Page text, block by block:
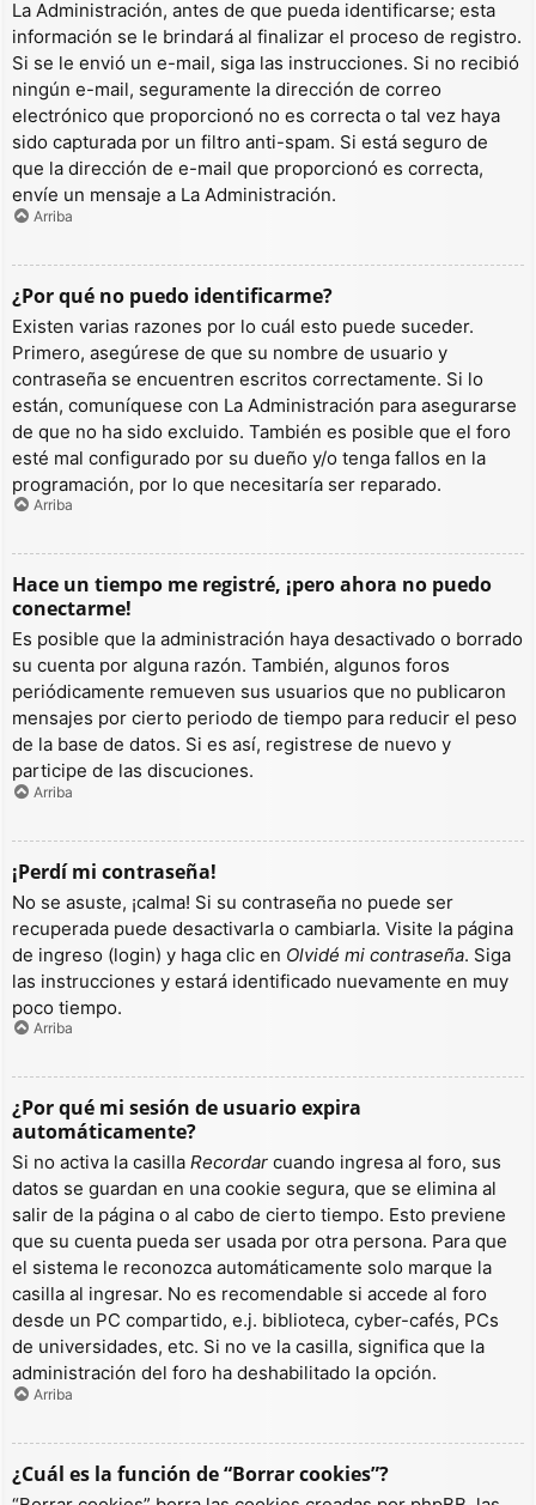
La Administración, antes de que pueda identificarse; esta
información se le brindará al finalizar el proceso de registro.
Si se le envió un e-mail, siga las instrucciones. Si no recibió
ningún e-mail, seguramente la dirección de correo
electrónico que proporcionó no es correcta o tal vez haya
sido capturada por un filtro anti-spam. Si está seguro de
que la dirección de e-mail que proporcionó es correcta,
envíe un mensaje a La Administración.
Arriba
¿Por qué no puedo identificarme?
Existen varias razones por lo cuál esto puede suceder.
Primero, asegúrese de que su nombre de usuario y
contraseña se encuentren escritos correctamente. Si lo
están, comuníquese con La Administración para asegurarse
de que no ha sido excluido. También es posible que el foro
esté mal configurado por su dueño y/o tenga fallos en la
programación, por lo que necesitaría ser reparado.
Arriba
Hace un tiempo me registré, ¡pero ahora no puedo
conectarme!
Es posible que la administración haya desactivado o borrado
su cuenta por alguna razón. También, algunos foros
periódicamente remueven sus usuarios que no publicaron
mensajes por cierto periodo de tiempo para reducir el peso
de la base de datos. Si es así, registrese de nuevo y
participe de las discuciones.
Arriba
¡Perdí mi contraseña!
No se asuste, ¡calma! Si su contraseña no puede ser
recuperada puede desactivarla o cambiarla. Visite la página
de ingreso (login) y haga clic en Olvidé mi contraseña. Siga
las instrucciones y estará identificado nuevamente en muy
poco tiempo.
Arriba
¿Por qué mi sesión de usuario expira
automáticamente?
Si no activa la casilla Recordar cuando ingresa al foro, sus
datos se guardan en una cookie segura, que se elimina al
salir de la página o al cabo de cierto tiempo. Esto previene
que su cuenta pueda ser usada por otra persona. Para que
el sistema le reconozca automáticamente solo marque la
casilla al ingresar. No es recomendable si accede al foro
desde un PC compartido, e.j. biblioteca, cyber-cafés, PCs
de universidades, etc. Si no ve la casilla, significa que la
administración del foro ha deshabilitado la opción.
Arriba
¿Cuál es la función de “Borrar cookies”?